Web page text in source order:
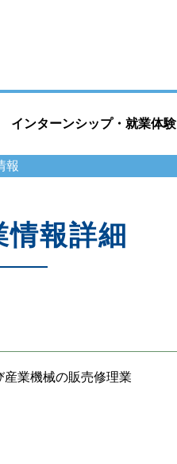
インターンシップ・就業体験
報
情報詳細
産業機械の販売修理業